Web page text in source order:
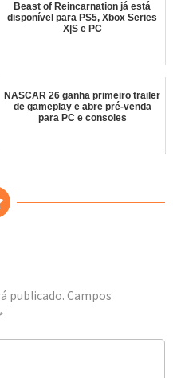
Beast of Reincarnation já está
disponível para PS5, Xbox Series
X|S e PC
NASCAR 26 ganha primeiro trailer
de gameplay e abre pré-venda
para PC e consoles
publicado. Campos
*